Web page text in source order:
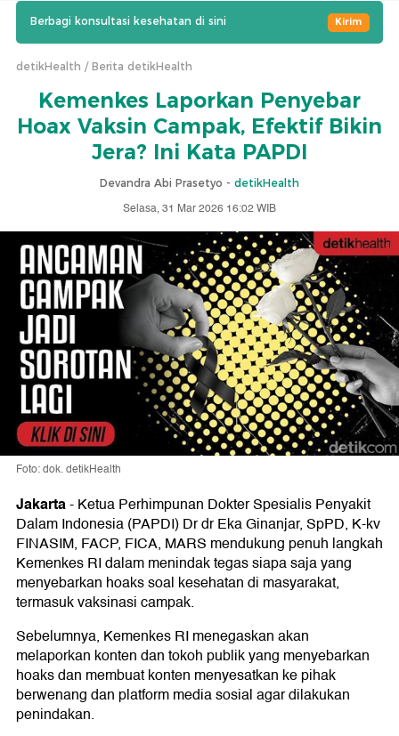
Berbagi konsultasi kesehatan di sini Kirim
detikHealth Berita detikHealth
Kemenkes Laporkan Penyebar
Hoax Vaksin Campak, Efektif Bikin
Jera? Ini Kata PAPDI
Devandra Abi Prasetyo - detikHealth
Selasa, 31 Mar 2026 16:02 WIB
Foto: dok. detikHealth
Jakarta-Ketua Perhimpunan Dokter Spesialis Penyakit
Dalam Indonesia (PAPDI) Dr dr Eka Ginanjar, SpPD, K-kv
FINASIM, FACP, FICA, MARS mendukung penuh langkah
Kemenkes RI dalam menindak tegas siapa saja yang
menyebarkan hoaks soal kesehatan di masyarakat,
termasuk vaksinasi campak.
Sebelumnya, Kemenkes RI menegaskan akan
melaporkan konten dan tokoh publik yang menyebarkan
hoaks dan membuat konten menyesatkan ke pihak
berwenang dan platform media sosial agar dilakukan
penindakan.